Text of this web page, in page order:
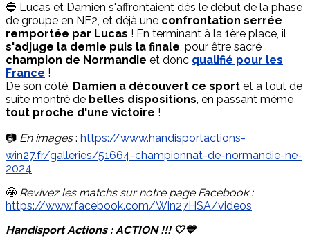
🔵 Lucas et Damien s'affrontaient dès le début de la phase
de groupe en NE2, et déjà une confrontation serrée
remportée par Lucas ! En terminant à la 1ère place, il
s'adjuge la demie puis la finale, pour être sacré
champion de Normandie et donc qualifié pour les
France !
De son côté, Damien a découvert ce sport et a tout de
suite montré de belles dispositions, en passant même
tout proche d'une victoire !
📷 En images: https://www.handisportactions-
win27.fr/galleries/51664-championnat-de-normandie-ne-
2024
🤩 Revivez les matchs sur notre page Facebook :
https://www.facebook.com/Win27HSA/videos
Handisport Actions : ACTION !!! 🤍💙